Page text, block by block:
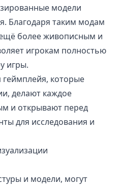
модели
Благодаря таким модам
более живописным и
игрокам полностью
игры.
которые
делают каждое
и открывают перед
для исследования и
и модели, могут